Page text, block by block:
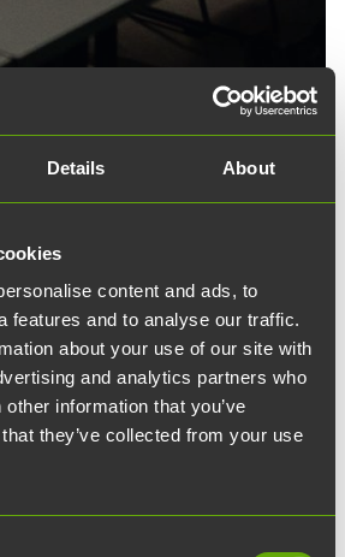
Details About
content and ads, to
features and to analyse our traffic.
about your use of our site with
and analytics partners who
information that you’ve
they’ve collected from your use
–
hyötyvät
naisia enemmän